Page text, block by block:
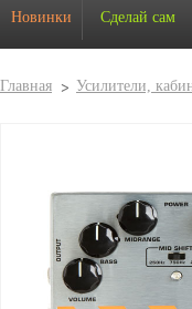
Новинки Сделай сам
Главная Усилители,